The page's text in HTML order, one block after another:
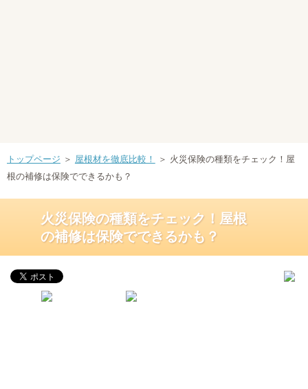
トップページ ＞ 屋根材を徹底比較！
＞ 火災保険の種類をチェック！屋
根の補修は保険でできるかも？
火災保険の種類をチェック！屋根
の補修は保険でできるかも？